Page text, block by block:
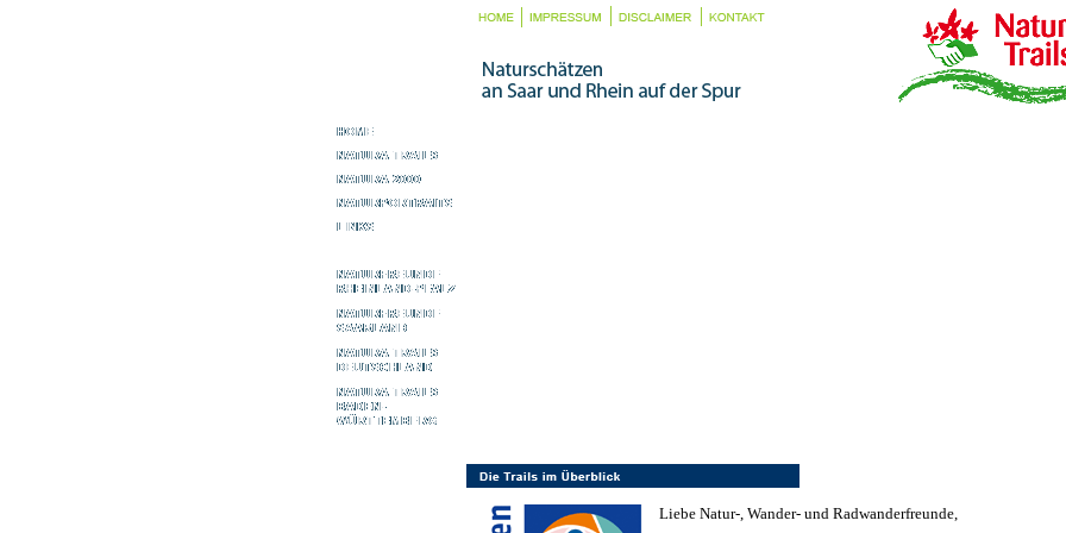
Liebe Natur-, Wander- und Radwanderfreunde,